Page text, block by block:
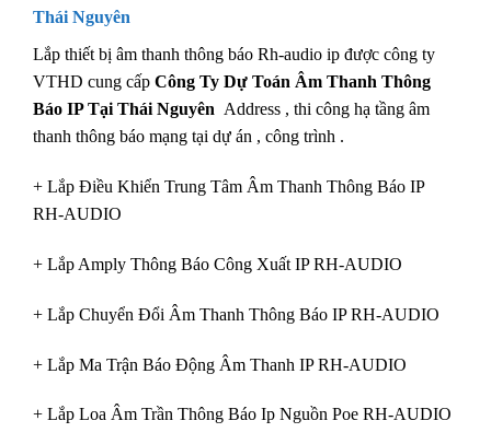
Thái Nguyên
Lắp thiết bị âm thanh thông báo Rh-audio ip được công ty
VTHD cung cấp Công Ty Dự Toán Âm Thanh Thông
Báo IP Tại Thái Nguyên Address , thi công hạ tầng âm
thanh thông báo mạng tại dự án , công trình .
+ Lắp Điều Khiển Trung Tâm Âm Thanh Thông Báo IP
RH-AUDIO
+ Lắp Amply Thông Báo Công Xuất IP RH-AUDIO
+ Lắp Chuyển Đổi Âm Thanh Thông Báo IP RH-AUDIO
+ Lắp Ma Trận Báo Động Âm Thanh IP RH-AUDIO
+ Lắp Loa Âm Trần Thông Báo Ip Nguồn Poe RH-AUDIO